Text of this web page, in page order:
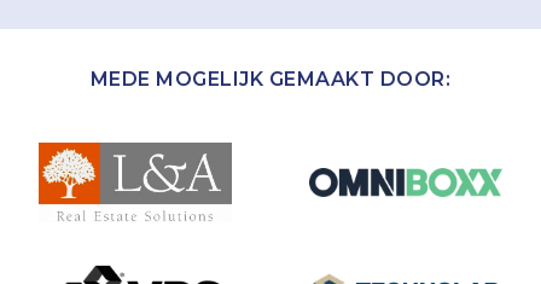
MEDE MOGELIJK GEMAAKT DOOR: